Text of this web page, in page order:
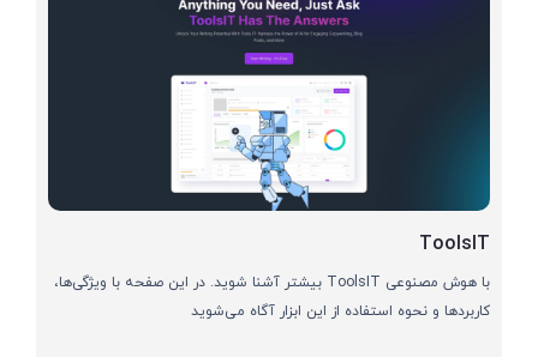
ToolsIT
با هوش مصنوعی ToolsIT بیشتر آشنا شوید. در این صفحه با ویژگی‌ها،
کاربردها و نحوه استفاده از این ابزار آگاه می‌شوید